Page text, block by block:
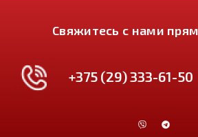
Свяжитесь с нами
+375 (29) 333-61-50